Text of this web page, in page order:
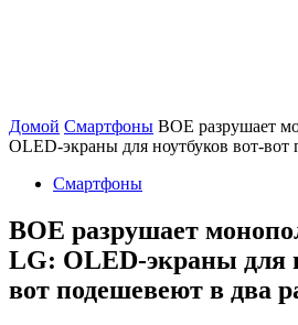
Домой Смартфоны BOE разрушает
OLED-экраны для ноутбуков вот-вот
Смартфоны
BOE разрушает
LG: OLED-экраны для
вот подешевеют в два